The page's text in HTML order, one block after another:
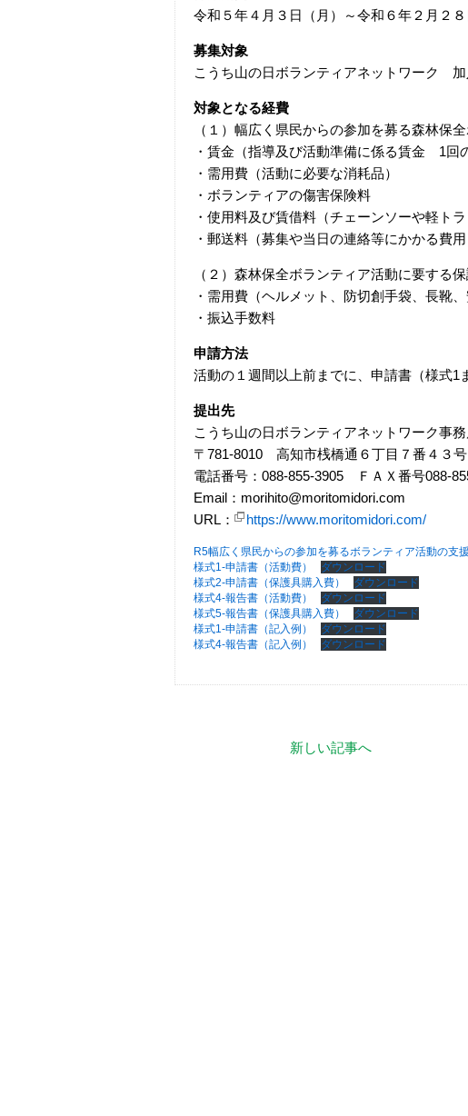
令和５年４月３日（月）～令和６年２月２８
募集対象
こうち山の日ボランティアネットワーク
対象となる経費
（１）幅広く県民からの参加を募る森林保
・賃金（指導及び活動準備に係る賃金 1回
・需用費（活動に必要な消耗品）
・ボランティアの傷害保険料
・使用料及び賃借料（チェーンソーや軽ト
・郵送料（募集や当日の連絡等にかかる費用
（２）森林保全ボランティア活動に要する
・需用費（ヘルメット、防切創手袋、長靴、
・振込手数料
申請方法
活動の１週間以上前までに、申請書（様式1
提出先
こうち山の日ボランティアネットワーク事
〒781-8010 高知市桟橋通６丁目７番４３
電話番号：088-855-3905 ＦＡＸ番号088-
Email：morihito@moritomidori.com
URL：
https://www.moritomidori.com/
R5幅広く県民からの参加を募るボランティア活動の支
様式1-申請書（活動費）
ダウンロード
様式2-申請書（保護具購入費）
ダウンロード
様式4-報告書（活動費）
ダウンロード
様式5-報告書（保護具購入費）
ダウンロード
様式1-申請書（記入例）
ダウンロード
様式4-報告書（記入例）
ダウンロード
新しい記事へ